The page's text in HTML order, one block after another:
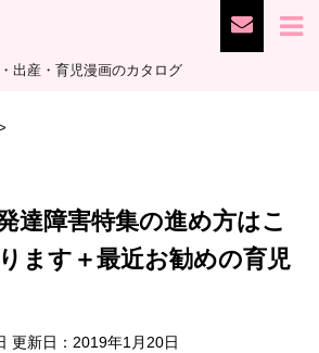
出産・育児漫画のカタログ
達障害特集の進め方はこ
ます＋最近お勧めの育児
更新日： 2019年1月20日